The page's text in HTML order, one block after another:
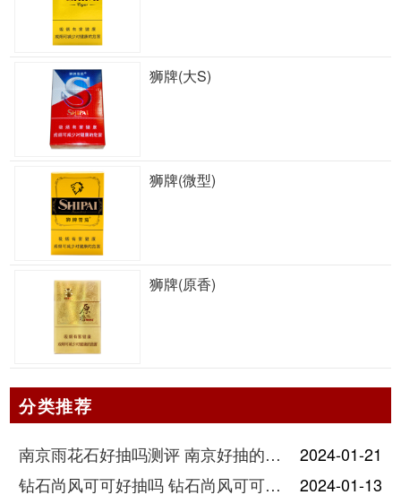
狮牌(大S)
狮牌(微型)
狮牌(原香)
分类推荐
南京雨花石好抽吗测评 南京好抽的烟排行
2024-01-21
钻石尚风可可好抽吗 钻石尚风可可细支香烟口感分析
2024-01-13